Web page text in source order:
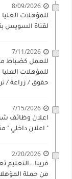
8/09/2026
للمؤهلات
لقناة السويس بتاريخ
7/11/2026
للعمل كضباط
للمؤهلات
حقوق / زراعة /
7/15/2026
اعلان وظائف
" اعلان داخلي " منشور
2/20/2026
قريبا ..التعليم
من حملة